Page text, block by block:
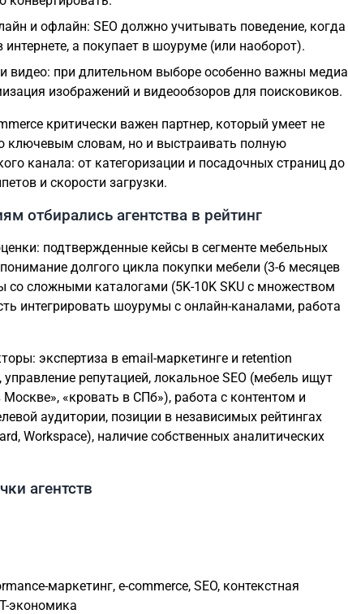
и офлайн: SEO должно учитывать поведение, когда
интернете, а покупает в шоуруме (или наоборот).
видео: при длительном выборе особенно важны медиа
изображений и видеообзоров для поисковиков.
критически важен партнер, который умеет не
ключевым словам, но и выстраивать полную
канала: от категоризации и посадочных страниц до
и скорости загрузки.
отбирались агентства в рейтинг
подтвержденные кейсы в сегменте мебельных
долгого цикла покупки мебели (3-6 месяцев
со сложными каталогами (5K-10K SKU с множеством
интегрировать шоурумы с онлайн-каналами, работа
экспертиза в email-маркетинге и retention
репутацией, локальное SEO (мебель ищут
«кровать в СПб»), работа с контентом и
аудитории, позиции в независимых рейтингах
Workspace), наличие собственных аналитических
агентств
маркетинг, e-commerce, SEO, контекстная
экономика